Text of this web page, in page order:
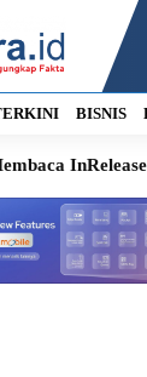
BISNIS
InRelease 2.0: